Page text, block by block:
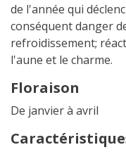
de l'année qui
conséquent danger
refroidissement;
l'aune et le charme.
Floraison
De janvier à avril